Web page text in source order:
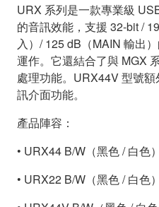
URX 系列是一款專業級
的音訊效能，支援 32-bit /
入）/ 125 dB（MAIN 輸出
運作。它還結合了與 MGX
處理功能。URX44V 型號
訊介面功能。
產品陣容：
• URX44 B/W（黑色 / 白色）
• URX22 B/W（黑色 / 白色）